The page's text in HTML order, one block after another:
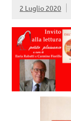
2 Luglio 2020